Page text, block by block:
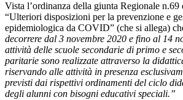
Vista l’ordinanza della giunta Regionale
“Ulteriori disposizioni per la prevenzione e
epidemiologica da COVID” (che si allega)
decorrere dal 3 novembre 2020 e fino al 14
attività delle scuole secondarie di primo e
paritarie sono realizzate attraverso la
riservando alle attività in presenza
previsti dai rispettivi ordinamenti del ciclo
degli alunni con bisogni educativi speciali.”